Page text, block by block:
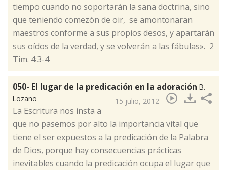
tiempo cuando no soportarán la sana doctrina, sino
que teniendo comezón de oir, se amontonaran
maestros conforme a sus propios desos, y apartarán
sus oídos de la verdad, y se volverán a las fábulas». 2
Tim. 4:3-4
050- El lugar de la predicación en la adoración B.
Lozano
15 julio, 2012
​La Escritura nos insta a
que no pasemos por alto la importancia vital que
tiene el ser expuestos a la predicación de la Palabra
de Dios, porque hay consecuencias prácticas
inevitables cuando la predicación ocupa el lugar que